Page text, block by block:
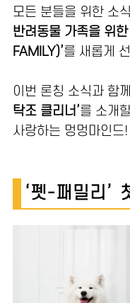
모든 분들을 위한 소
반려동물 가족을 위한
FAMILY)’를 새롭게
이번 론칭 소식과 함
탁조 클리너’를 소개
사랑하는 멍멍마인드!
‘펫-패밀리’